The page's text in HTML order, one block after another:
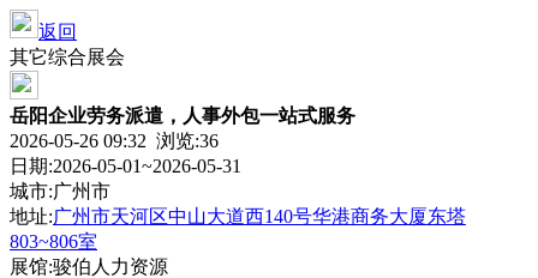
返回
其它综合展会
岳阳企业劳务派遣，人事外包一站式服务
2026-05-26 09:32 浏览:36
日期:2026-05-01~2026-05-31
城市:广州市
地址:广州市天河区中山大道西140号华港商务大厦东塔
803~806室
展馆:骏伯人力资源